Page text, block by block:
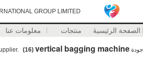
GROUP LIMITED
الصفحة الرئيسية منتجات معلومات عنا
جودة vertical bagging machine
(16)